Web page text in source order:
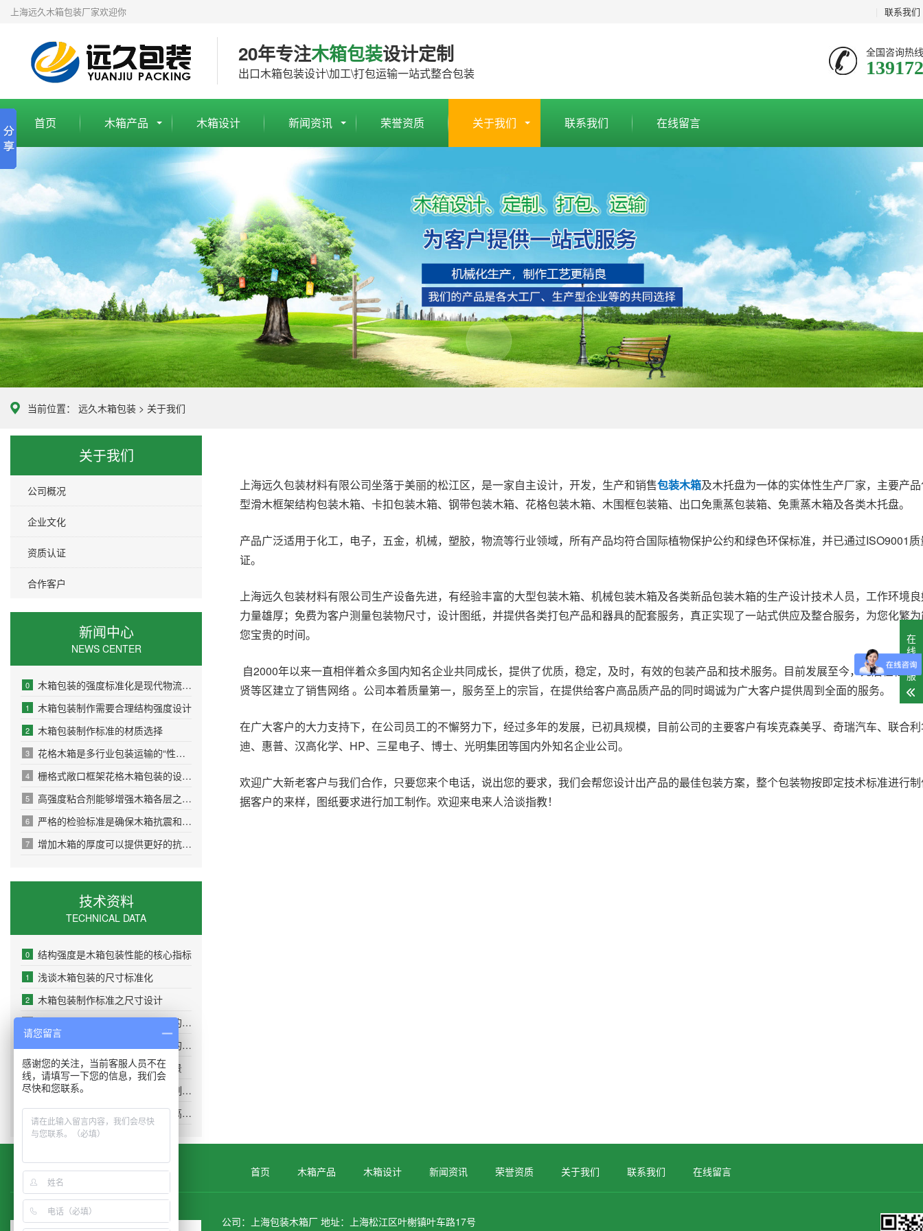
联系我们
上海远久木箱包装厂家欢迎你
20年专注木箱包装设计定制
出口木箱包装设计\加工\打包运输一站式整合包装
全国咨询热
首页 木箱产品 木箱设计 新闻资讯 荣誉资质 关于我们 联系我们 在线留言
当前位置： 远久木箱包装 > 关于我们
关于我们
公司概况
企业文化
资质认证
合作客户
新闻中心
NEWS CENTER
0 木箱包装的强度标准化是现代物流安全的基石
1 木箱包装制作需要合理结构强度设计
2 木箱包装制作标准的材质选择
3 花格木箱是多行业包装运输的“性价比之选”
4 栅格式敞口框架花格木箱包装的设计原则
5 高强度粘合剂能够增强木箱各层之间的粘结力
6 严格的检验标准是确保木箱抗震和耐压性能的关键环节
7 增加木箱的厚度可以提供更好的抗冲击和抗压性能
技术资料
TECHNICAL DATA
0 结构强度是木箱包装性能的核心指标
1 浅谈木箱包装的尺寸标准化
2 木箱包装制作标准之尺寸设计
花格木箱的结构是从标准到实践的精密设计
花格木箱在现代物流运输体系中的实用优势
5 花格木箱的主要适用运输包装场景
6 栅格式敞口框架花格木箱包装的制作流程
加强质量意识和环保意识也是提高木箱性能的重要方面
上海远久包装材料有限公司坐落于美丽的松江区，是一家自主设计，开发，生产和销售包装木箱及木托盘为一体的实体性生产厂家，主要产
型滑木框架结构包装木箱、卡扣包装木箱、钢带包装木箱、花格包装木箱、木围框包装箱、出口免熏蒸包装箱、免熏蒸木箱及各类木托盘。
产品广泛适用于化工，电子，五金，机械，塑胶，物流等行业领域，所有产品均符合国际植物保护公约和绿色环保标准，并已通过ISO9001
证。
上海远久包装材料有限公司生产设备先进，有经验丰富的大型包装木箱、机械包装木箱及各类新品包装木箱的生产设计技术人员，工作环境
力量雄厚；免费为客户测量包装物尺寸，设计图纸，并提供各类打包产品和器具的配套服务，真正实现了一站式供应及整合服务，为您化繁
您宝贵的时间。
自2000年以来一直相伴着众多国内知名企业共同成长，提供了优质，稳定，及时，有效的包装产品和技术服务。目前发展至今，先后在松江
贤等区建立了销售网络 。公司本着质量第一，服务至上的宗旨，在提供给客户高品质产品的同时竭诚为广大客户提供周到全面的服务。
在广大客户的大力支持下，在公司员工的不懈努力下，经过多年的发展，已初具规模，目前公司的主要客户有埃克森美孚、奇瑞汽车、联合
迪、惠普、汉高化学、HP、三星电子、博士、光明集团等国内外知名企业公司。
欢迎广大新老客户与我们合作，只要您来个电话，说出您的要求，我们会帮您设计出产品的最佳包装方案，整个包装物按即定技术标准进行
据客户的来样，图纸要求进行加工制作。欢迎来电来人洽谈指教！
首页 木箱产品 木箱设计 新闻资讯 荣誉资质 关于我们 联系我们 在线留言
公司：上海包装木箱厂 地址：上海松江区叶榭镇叶车路17号
在
线
客
服
请您留言
感谢您的关注，当前客服人员不在
线，请填写一下您的信息，我们会
尽快和您联系。